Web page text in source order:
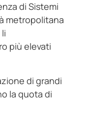
di Sistemi
metropolitana
più elevati
di grandi
la quota di